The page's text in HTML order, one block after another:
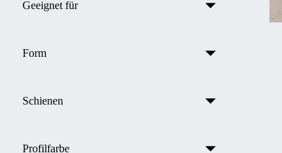
Geeignet für
Form
Schienen
Profilfarbe